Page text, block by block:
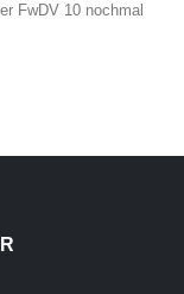
FwDV 10 nochmal